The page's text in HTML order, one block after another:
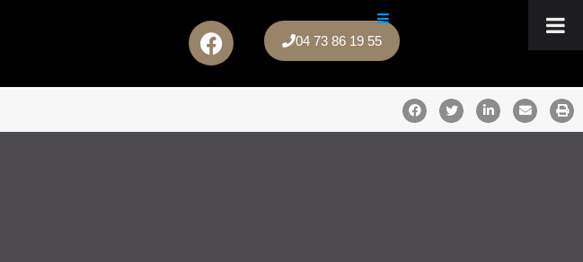
04 73 86 19 55